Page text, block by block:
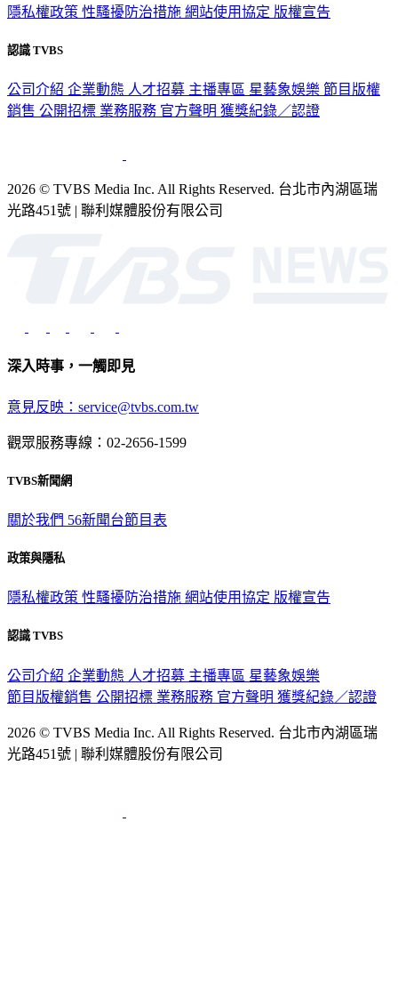
隱私權政策 性騷擾防治措施 網站使用協定 版權宣告
認識 TVBS
公司介紹 企業動態 人才招募 主播專區 星藝象娛樂 節目版權
銷售 公開招標 業務服務 官方聲明 獲獎紀錄／認證
2026 © TVBS Media Inc. All Rights Reserved. 台北市內湖區瑞
光路451號 | 聯利媒體股份有限公司
深入時事，一觸即見
意見反映：service@tvbs.com.tw
觀眾服務專線：02-2656-1599
TVBS新聞網
關於我們 56新聞台節目表
政策與隱私
隱私權政策 性騷擾防治措施 網站使用協定 版權宣告
認識 TVBS
公司介紹 企業動態 人才招募 主播專區 星藝象娛樂
節目版權銷售 公開招標 業務服務 官方聲明 獲獎紀錄／認證
2026 © TVBS Media Inc. All Rights Reserved. 台北市內湖區瑞
光路451號 | 聯利媒體股份有限公司